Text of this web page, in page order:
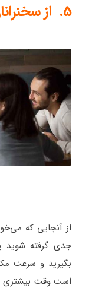
5. از سخنرانان بومی تقلید کنید
از آنجایی که
جدی گرفته شوید
بگیرید و سرعت
است وقت بیشتری